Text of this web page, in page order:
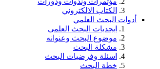
الكتاب الالكتروني
أدوات البحث العلمي
ابجديات البحث العلمي
موضوع البحث وعنوانه
مشكلة البحث
اسئلة وفرضيات البحث
خطة البحث